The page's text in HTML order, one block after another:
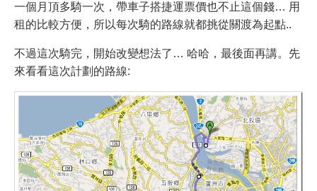
一個月頂多騎一次，帶車子搭捷運票價也不止這個錢… 用
租的比較方便，所以每次騎的路線就都挑從關渡為起點..
不過這次騎完，開始改變想法了… 哈哈，最後面再講。先
來看看這次計劃的路線: